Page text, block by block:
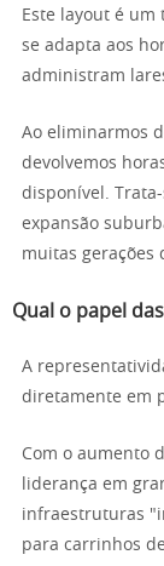
Este layout é
se adapta aos
administram
Ao eliminarmos
devolvemos
disponível.
expansão
muitas gerações
Qual o papel
A
diretamente em
Com o aumento
liderança em
infraestruturas
para carrinhos